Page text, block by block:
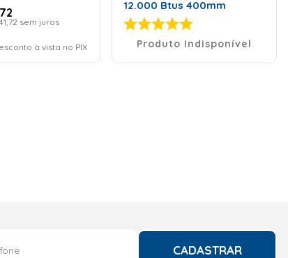
72
72 sem juros
à vista no PIX
12.000 Btus 400mm
Produto Indisponível
CADASTRAR